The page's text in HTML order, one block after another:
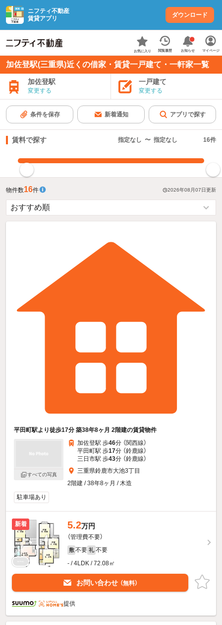
ニフティ不動産
賃貸アプリ
ダウンロード
お気に入り 閲覧履歴 お知らせ マイページ
加佐登駅(三重県)近くの借家・賃貸一戸建て・一軒家一覧
加佐登駅
変更する
一戸建て
変更する
条件を保存 新着通知 アプリで探す
賃料で探す 指定なし 〜 指定なし 16件
物件数16件 2026年08月07日更新
平田町駅より徒歩17分 築38年8ヶ月 2階建の賃貸物件
すべての写真
加佐登駅 歩46分 （関西線）
平田町駅 歩17分 （鈴鹿線）
三日市駅 歩43分 （鈴鹿線）
三重県鈴鹿市大池3丁目
2階建 / 38年8ヶ月 / 木造
駐車場あり
新着 5.2万円
（管理費不要）
敷 不要 礼 不要
- / 4LDK / 72.08㎡
お問い合わせ （無料）
提供